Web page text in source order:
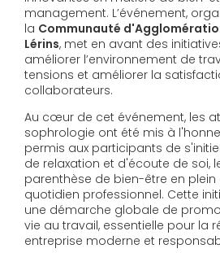
management. L’événement,
la Communauté
Lérins, met en avant des
améliorer l’environnement de
tensions et améliorer la
collaborateurs.
Au cœur de cet événement, les
sophrologie ont été mis à
permis aux participants de
de relaxation et d'écoute de soi,
parenthèse de bien-être en
quotidien professionnel. Cette
une démarche globale de
vie au travail, essentielle pour la
entreprise moderne et